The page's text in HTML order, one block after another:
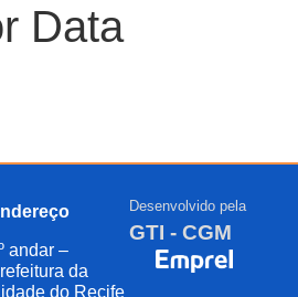
Data
andar –
da
do Recife
Desenvolvido pela
GTI - CGM